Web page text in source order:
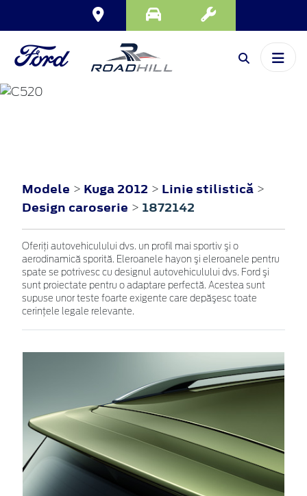
Modele > Kuga 2012 > Linie stilistică >
Design caroserie > 1872142
Oferiţi autovehiculului dvs. un profil mai sportiv şi o
aerodinamică sporită. Eleroanele hayon şi eleroanele pentru
spate se potrivesc cu designul autovehiculului dvs. Ford şi
sunt proiectate pentru o adaptare perfectă. Acestea sunt
supuse unor teste foarte exigente care depăşesc toate
cerinţele legale relevante.